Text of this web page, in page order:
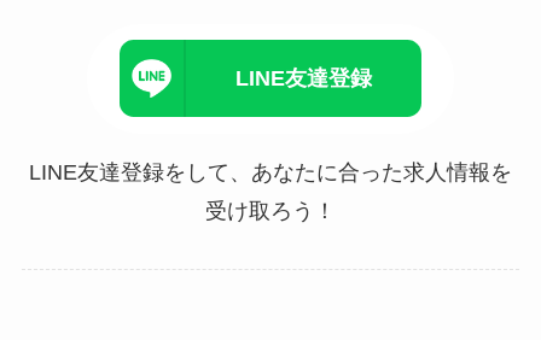
LINE友達登録
LINE友達登録をして、あなたに合った求人情報を
受け取ろう！